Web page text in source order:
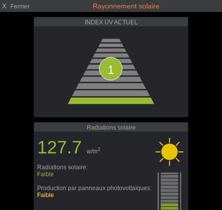
X Fermer Rayonnement solaire
INDEX UV ACTUEL
1
Radiations solaire
127.7 w/m2
Radiations solaire:
Faible
Production par panneaux photovoltaïques:
Faible